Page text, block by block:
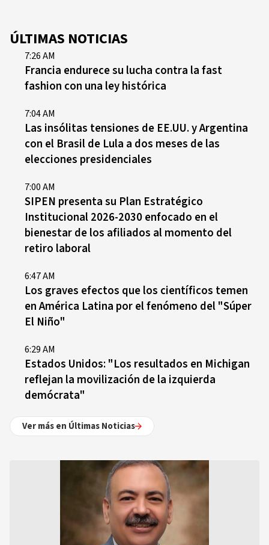
ÚLTIMAS NOTICIAS
7:26 AM
Francia endurece su lucha contra la fast
fashion con una ley histórica
7:04 AM
Las insólitas tensiones de EE.UU. y Argentina
con el Brasil de Lula a dos meses de las
elecciones presidenciales
7:00 AM
SIPEN presenta su Plan Estratégico
Institucional 2026-2030 enfocado en el
bienestar de los afiliados al momento del
retiro laboral
6:47 AM
Los graves efectos que los científicos temen
en América Latina por el fenómeno del "Súper
El Niño"
6:29 AM
Estados Unidos: "Los resultados en Michigan
reflejan la movilización de la izquierda
demócrata"
Ver más en Últimas Noticias